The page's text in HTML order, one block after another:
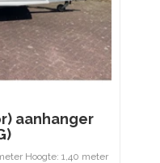
aanhanger
Hoogte: 1,40 meter